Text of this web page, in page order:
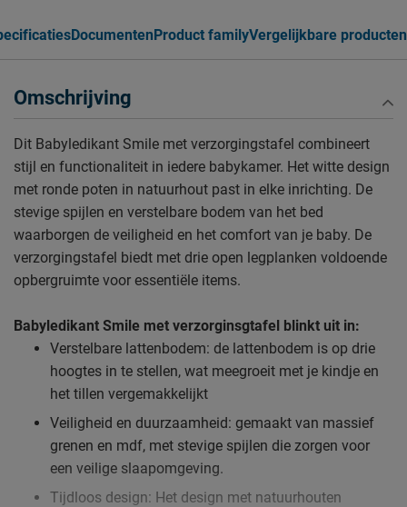
DocumentenProduct familyVergelijkbare producten
Omschrijving
Dit Babyledikant Smile met verzorgingstafel combineert
stijl en functionaliteit in iedere babykamer. Het witte design
met ronde poten in natuurhout past in elke inrichting. De
stevige spijlen en verstelbare bodem van het bed
waarborgen de veiligheid en het comfort van je baby. De
verzorgingstafel biedt met drie open legplanken voldoende
opbergruimte voor essentiële items.
Babyledikant Smile met verzorginsgtafel blinkt uit in:
Verstelbare lattenbodem: de lattenbodem is op drie
hoogtes in te stellen, wat meegroeit met je kindje en
het tillen vergemakkelijkt
Veiligheid en duurzaamheid: gemaakt van massief
grenen en mdf, met stevige spijlen die zorgen voor
een veilige slaapomgeving.
Tijdloos design: Het design met natuurhouten